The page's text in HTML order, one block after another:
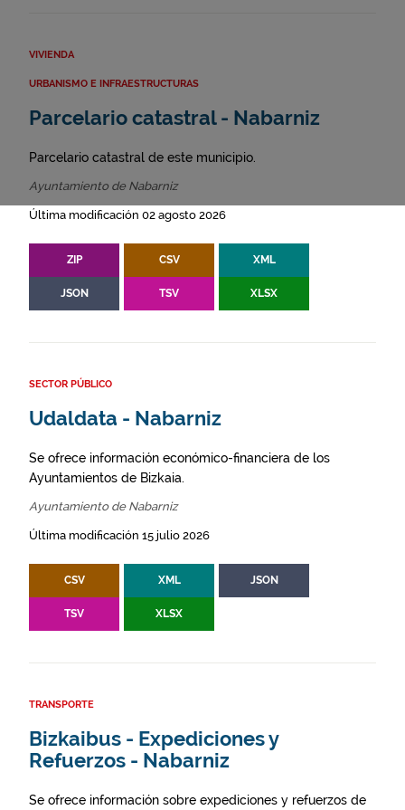
VIVIENDA
URBANISMO E INFRAESTRUCTURAS
Parcelario catastral - Nabarniz
Parcelario catastral de este municipio.
Ayuntamiento de Nabarniz
Última modificación 02 agosto 2026
ZIP CSV XML
JSON TSV XLSX
SECTOR PÚBLICO
Udaldata - Nabarniz
Se ofrece información económico-financiera de los
Ayuntamientos de Bizkaia.
Ayuntamiento de Nabarniz
Última modificación 15 julio 2026
CSV XML JSON
TSV XLSX
TRANSPORTE
Bizkaibus - Expediciones y
Refuerzos - Nabarniz
Se ofrece información sobre expediciones y refuerzos de